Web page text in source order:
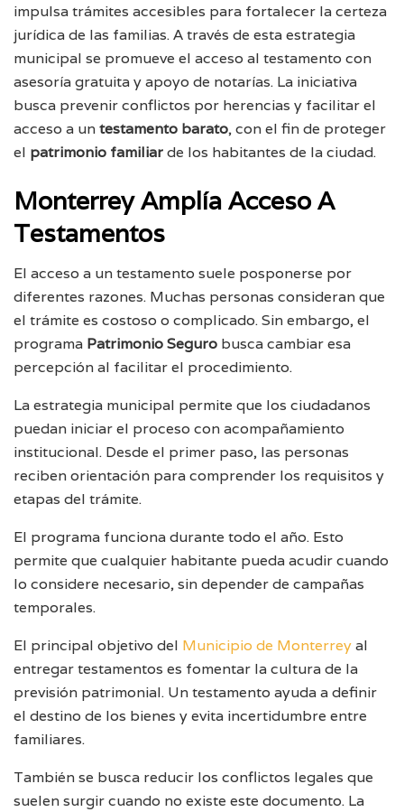
impulsa trámites accesibles para fortalecer la certeza
jurídica de las familias. A través de esta estrategia
municipal se promueve el acceso al testamento con
asesoría gratuita y apoyo de notarías. La iniciativa
busca prevenir conflictos por herencias y facilitar el
acceso a untestamento barato, con el fin de proteger
el patrimonio familiarde los habitantes de la ciudad.
Monterrey Amplía Acceso A
Testamentos
El acceso a un testamento suele posponerse por
diferentes razones. Muchas personas consideran que
el trámite es costoso o complicado. Sin embargo, el
programa Patrimonio Seguro busca cambiar esa
percepción al facilitar el procedimiento.
La estrategia municipal permite que los ciudadanos
puedan iniciar el proceso con acompañamiento
institucional. Desde el primer paso, las personas
reciben orientación para comprender los requisitos y
etapas del trámite.
El programa funciona durante todo el año. Esto
permite que cualquier habitante pueda acudir cuando
lo considere necesario, sin depender de campañas
temporales.
El principal objetivo del Municipio de Monterreyal
entregar testamentos es fomentar la cultura de la
previsión patrimonial. Un testamento ayuda a definir
el destino de los bienes y evita incertidumbre entre
familiares.
También se busca reducir los conflictos legales que
suelen surgir cuando no existe este documento. La